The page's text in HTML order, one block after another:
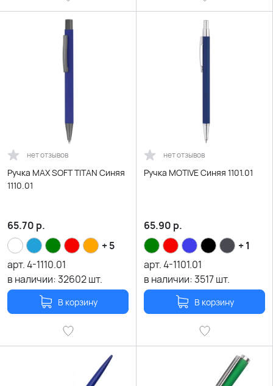
нет отзывов
Ручка MAX SOFT TITAN Синяя
1110.01
65.70 р.
+ 5
арт.4-1110.01
в наличии:32602шт.
В корзину
нет отзывов
Ручка MOTIVE Синяя 1101.01
65.90 р.
+ 1
арт.4-1101.01
в наличии:3517шт.
В корзину